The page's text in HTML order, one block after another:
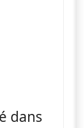
dans